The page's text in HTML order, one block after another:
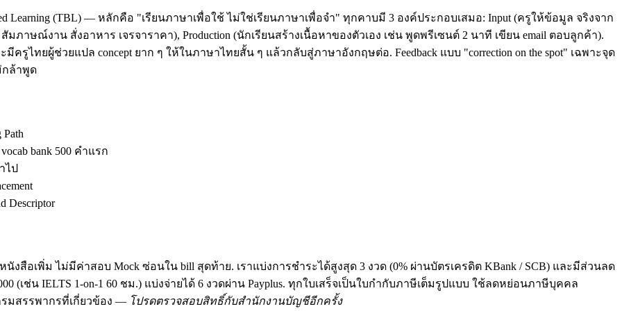
Learning (TBL) — หลักคือ "เรียนภาษาเพื่อใช้ ไม่ใช่เรียนภาษาเพื่อจำ" ทุกคาบมี 3 องค์ประกอบเสมอ: Input (ครูให้ข้อมูล จริงจาก
มภาษณ์งาน สั่งอาหาร เจรจาราคา), Production (นักเรียนสร้างเนื้อหาของตัวเอง เช่น พูดพรีเซนต์ 2 นาที เขียน email ตอบลูกค้า).
ไทยผู้ช่วยแปล concept ยาก ๆ ให้ในภาษาไทยสั้น ๆ แล้วกลับสู่ภาษาอังกฤษต่อ. Feedback แบบ "correction on the spot" เฉพาะจุด
กล้าพูด
bank 500 คำแรก
ไป
Descriptor
สือเพิ่ม ไม่มีค่าสอบ Mock ซ่อนใน bill สุดท้าย. เราแบ่งการชำระได้สูงสุด 3 งวด (0% ผ่านบัตรเครดิต KBank / SCB) และมีส่วนลด
(เช่น IELTS 1-on-1 60 ชม.) แบ่งจ่ายได้ 6 งวดผ่าน Payplus. ทุกใบเสร็จเป็นใบกำกับภาษีเต็มรูปแบบ ใช้ลดหย่อนภาษีบุคคล
มสรรพากรที่เกี่ยวข้อง — โปรดตรวจสอบสิทธิ์กับสำนักงานบัญชีอีกครั้ง